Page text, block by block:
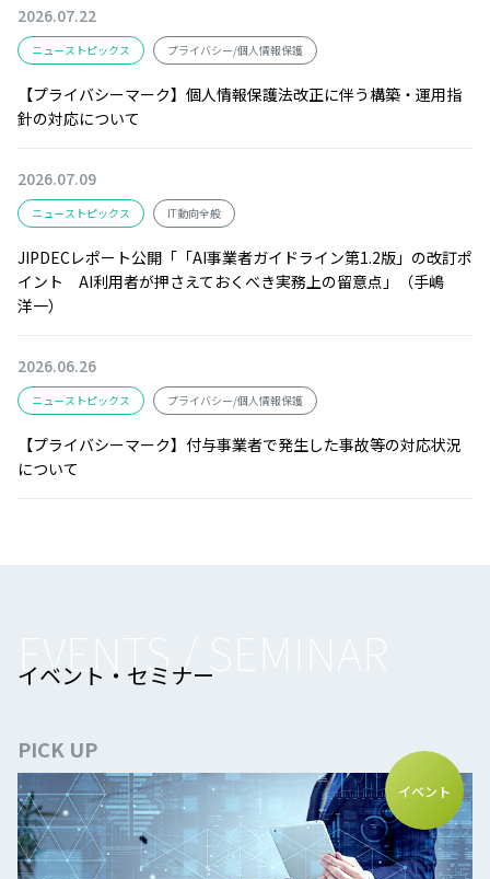
ニューストピックス プライバシー/個人情報保護
2026.07.22
【プライバシーマーク】個人情報保護法改正に伴う構築・運用指
針の対応について
ニューストピックス IT動向全般
2026.07.09
JIPDECレポート公開「「AI事業者ガイドライン第1.2版」の改訂ポ
イント AI利用者が押さえておくべき実務上の留意点」（手嶋
洋一）
ニューストピックス プライバシー/個人情報保護
2026.06.26
【プライバシーマーク】付与事業者で発生した事故等の対応状況
について
EVENTS / SEMINAR
イベント・セミナー
PICK UP
イベント